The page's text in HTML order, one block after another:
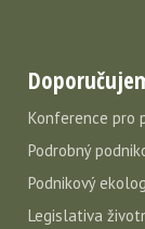
Konference pro
Podrobný
Podnikový
Legislativa